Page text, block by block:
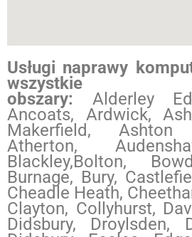
Usługi naprawy
wszystkie
obszary: Alderley
Ancoats, Ardwick,
Makerfield,
Atherton,
Blackley,Bolton,
Burnage, Bury,
Cheadle Heath,
Clayton, Collyhurst,
Didsbury, Droylsden,